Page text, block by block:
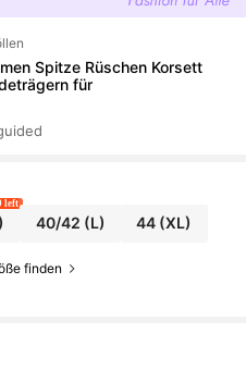
Spitze Rüschen Korsett
für
left
40/42 (L) 44 (XL)
finden